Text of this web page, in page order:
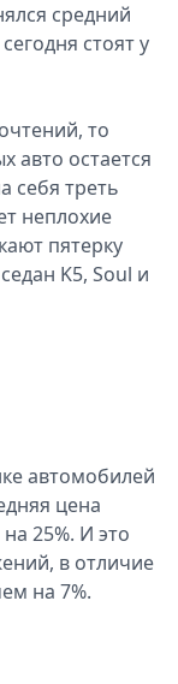
средний
стоят у
то
авто остается
себя треть
неплохие
пятерку
K5, Soul и
автомобилей
цена
25%. И это
в отличие
на 7%.